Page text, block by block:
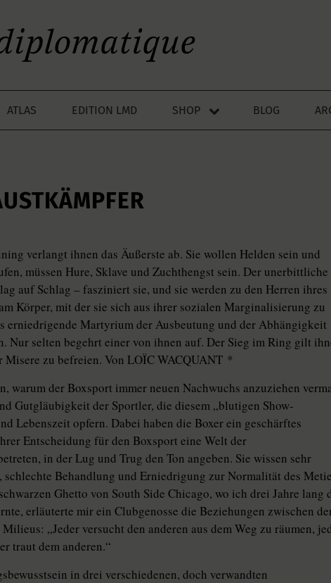
ATLAS EDITION LMD SHOP BLOG
verlangt ihnen das Äußerste ab. Sie wollen Helden sein und
müssen Hure, Sklave und Zuchthengst sein. Der unerbittliche
auf Schlag – fasziniert sie, und sie werden zu den Herren ihres
Körper, mit der sie sich aus ihrer sozialen Marginalisierung zu
erniedrigende Martyrium der Ausbeutung und der Abhängigkeit
Nur selten begehrt einer von ihnen auf. Der Sieg im Ring gilt
Misere zu befreien. Von LOÏC WACQUANT *
warum der Boxsport immer neuen Nachwuchs anzuziehen
Gutgläubigkeit der Sportler, die diesem „blutigen Show-
Lebenszeit opfern. Dabei haben die Boxer ein geschärftes
Entscheidung für den Boxsport eine Welt der
in der Lug und Trug den Ton angeben. Sie wissen sehr
schlechte Behandlung und Erniedrigung zur Normalität des
Ghetto von South Side Chicago, wo ich drei Jahre lang
erläuterte mir ein Clubgenosse die Beziehungen zwischen
„Jeder versucht den anderen aus dem Weg zu räumen,
traut dem anderen.“
in drei verschiedenen, doch verwandten